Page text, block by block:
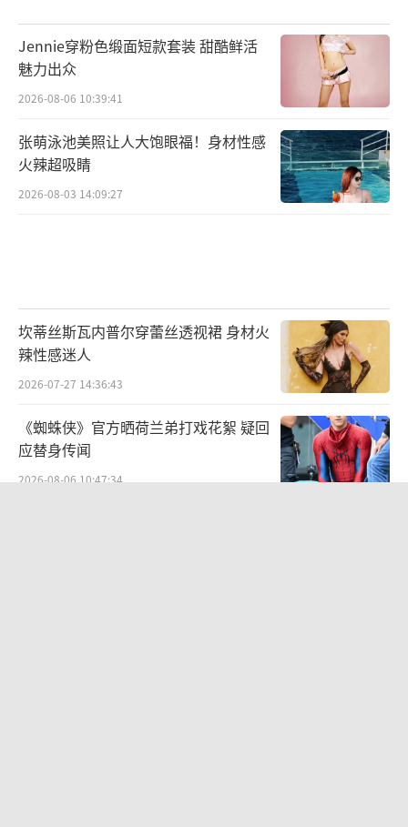
Jennie穿粉色缎面短款套装 甜酷鲜活
魅力出众
2026-08-06 10:39:41
张萌泳池美照让人大饱眼福！身材性感
火辣超吸睛
2026-08-03 14:09:27
坎蒂丝斯瓦内普尔穿蕾丝透视裙 身材火
辣性感迷人
2026-07-27 14:36:43
《蜘蛛侠》官方晒荷兰弟打戏花絮 疑回
应替身传闻
2026-08-06 10:47:34